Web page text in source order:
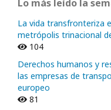
Lo más leído la
La vida transfronteriza
metrópolis trinacional
104
Derechos humanos y
las empresas de
europeo
81